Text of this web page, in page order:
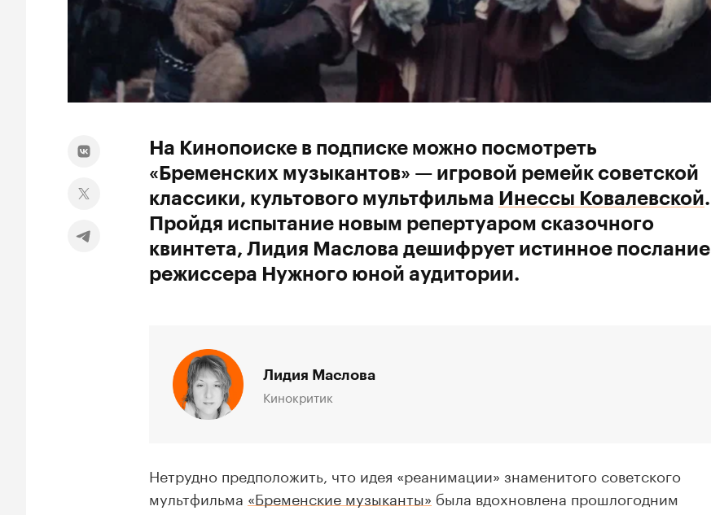
На Кинопоиске в подписке можно посмотреть
«Бременских музыкантов» — игровой ремейк советской
классики, культового мультфильма Инессы Ковалевской.
Пройдя испытание новым репертуаром сказочного
квинтета, Лидия Маслова дешифрует истинное послание
режиссера Нужного юной аудитории.
Лидия Маслова
Кинокритик
Нетрудно предположить, что идея «реанимации» знаменитого советского
мультфильма «Бременские музыканты» была вдохновлена прошлогодним